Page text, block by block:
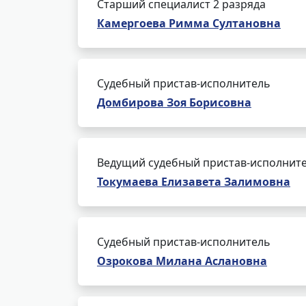
Старший специалист 2 разряда
Камергоева Римма Султановна
Судебный пристав-исполнитель
Домбирова Зоя Борисовна
Ведущий судебный пристав-
Токумаева Елизавета Залимовна
Судебный пристав-исполнитель
Озрокова Милана Аслановна